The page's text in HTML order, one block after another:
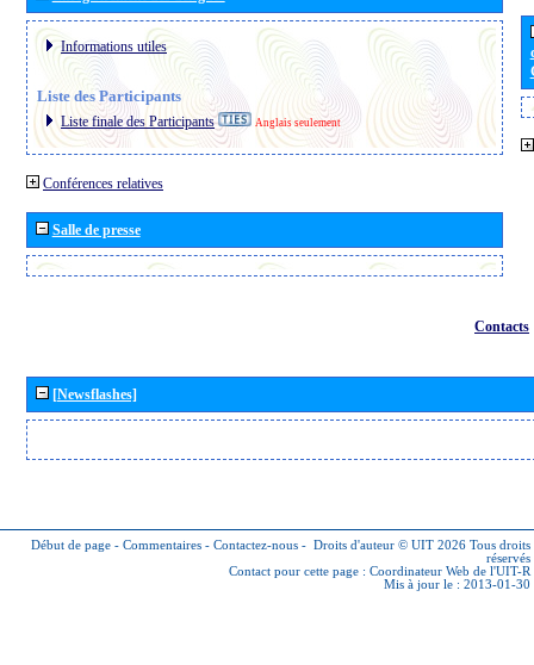
Informations utiles
Liste des Participants
Liste finale des Participants Anglais seulement
Conférences relatives
Salle de presse
Contacts
[Newsflashes]
Début de page - Commentaires - Contactez-nous - Droits d'auteur © UIT 2026 Tous droits
réservés
Contact pour cette page : Coordinateur Web de l'UIT-R
Mis à jour le : 2013-01-30